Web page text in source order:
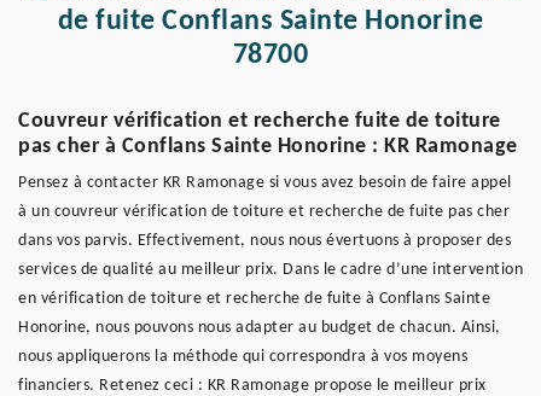
de fuite Conflans Sainte Honorine
78700
Couvreur vérification et recherche fuite de toiture
pas cher à Conflans Sainte Honorine : KR Ramonage
Pensez à contacter KR Ramonage si vous avez besoin de faire appel
à un couvreur vérification de toiture et recherche de fuite pas cher
dans vos parvis. Effectivement, nous nous évertuons à proposer des
services de qualité au meilleur prix. Dans le cadre d’une intervention
en vérification de toiture et recherche de fuite à Conflans Sainte
Honorine, nous pouvons nous adapter au budget de chacun. Ainsi,
nous appliquerons la méthode qui correspondra à vos moyens
financiers. Retenez ceci : KR Ramonage propose le meilleur prix